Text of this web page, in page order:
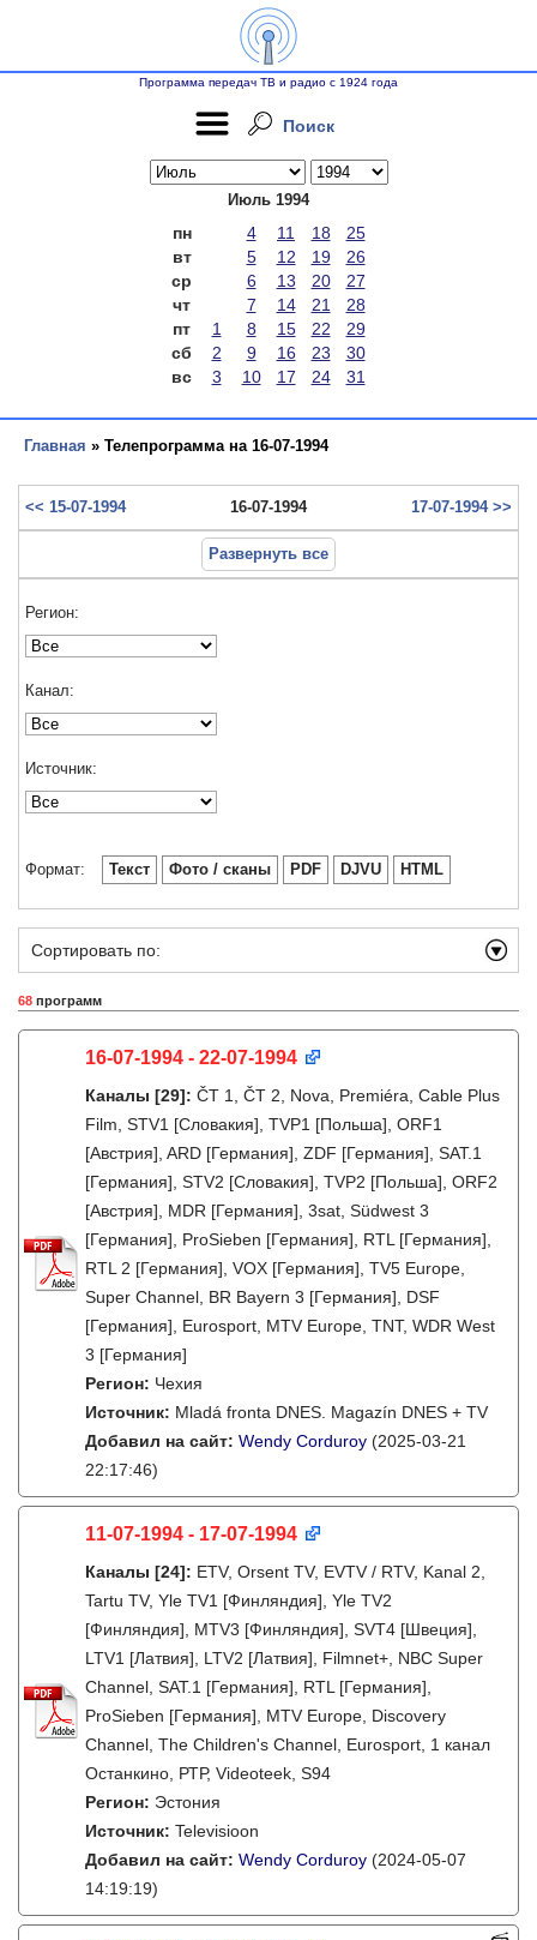
Программа передач ТВ и радио с 1924 года
Поиск
Июль 1994
пн 4 11 18
25
вт
5 12 19
26
ср
6 13 20
27
чт
7 14 21
28
пт
1 8 15 22
29
сб
2 9 16 23
30
вс
3 10 17 24 31
Главная » Телепрограмма на 16-07-1994
<< 15-07-1994 16-07-1994 17-07-1994 >>
Развернуть все
Регион:
Канал:
Источник:
Формат: Текст Фото / сканы PDF DJVU HTML
Сортировать по:
68 программ
16-07-1994 - 22-07-1994
Каналы [29]: ČT 1, ČT 2, Nova, Premiéra, Cable Plus
Film, STV1 [Словакия], TVP1 [Польша], ORF1
[Австрия], ARD [Германия], ZDF [Германия], SAT.1
[Германия], STV2 [Словакия], TVP2 [Польша], ORF2
[Австрия], MDR [Германия], 3sat, Südwest 3
[Германия], ProSieben [Германия], RTL [Германия],
RTL 2 [Германия], VOX [Германия], TV5 Europe,
Super Channel, BR Bayern 3 [Германия], DSF
[Германия], Eurosport, MTV Europe, TNT, WDR West
3 [Германия]
Регион: Чехия
Источник: Mladá fronta DNES. Magazín DNES + TV
Добавил на сайт: Wendy Corduroy (2025-03-21
22:17:46)
11-07-1994 - 17-07-1994
Каналы [24]: ETV, Orsent TV, EVTV / RTV, Kanal 2,
Tartu TV, Yle TV1 [Финляндия], Yle TV2
[Финляндия], MTV3 [Финляндия], SVT4 [Швеция],
LTV1 [Латвия], LTV2 [Латвия], Filmnet+, NBC Super
Channel, SAT.1 [Германия], RTL [Германия],
ProSieben [Германия], MTV Europe, Discovery
Channel, The Children's Channel, Eurosport, 1 канал
Останкино, РТР, Videoteek, S94
Регион: Эстония
Источник: Televisioon
Добавил на сайт: Wendy Corduroy (2024-05-07
14:19:19)